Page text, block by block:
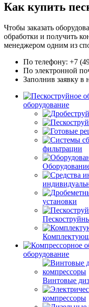
Как купить
Чтобы заказать
обработки и получить
менеджером одним из
По телефону: +7
По электронной
Заполнив заявку в
оборудование
фильтрации
установки
оборудование
Винтовые
компрессоры